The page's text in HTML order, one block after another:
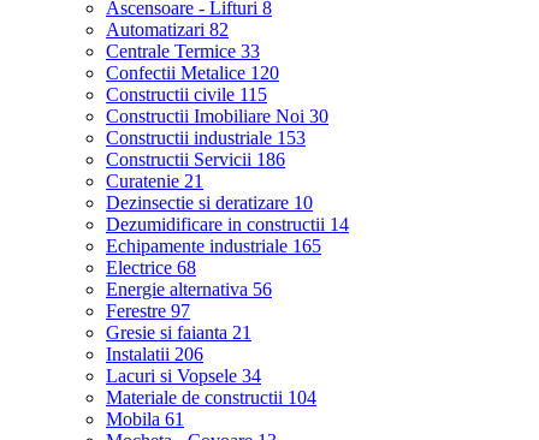
Ascensoare - Lifturi 8
Automatizari 82
Centrale Termice 33
Confectii Metalice 120
Constructii civile 115
Constructii Imobiliare Noi 30
Constructii industriale 153
Constructii Servicii 186
Curatenie 21
Dezinsectie si deratizare 10
Dezumidificare in constructii 14
Echipamente industriale 165
Electrice 68
Energie alternativa 56
Ferestre 97
Gresie si faianta 21
Instalatii 206
Lacuri si Vopsele 34
Materiale de constructii 104
Mobila 61